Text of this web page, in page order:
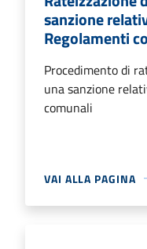
sanzione
Regolamenti
Procedimento di
una sanzione
comunali
VAI ALLA PAGINA